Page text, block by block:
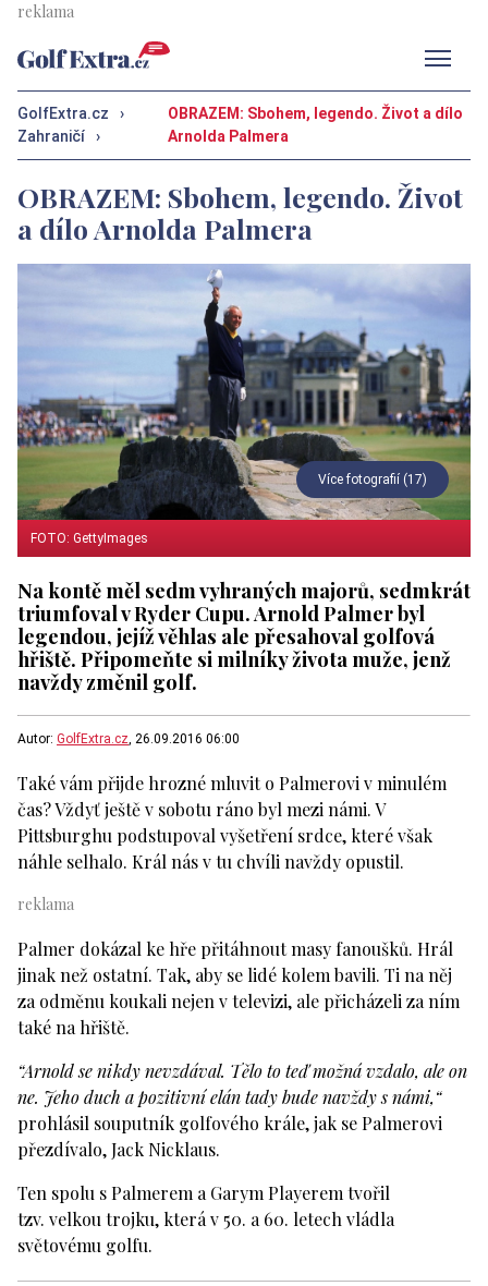
GolfExtra.cz
›
Zahraničí
›
OBRAZEM: Sbohem, legendo. Život a dílo
Arnolda Palmera
OBRAZEM: Sbohem, legendo. Život
a dílo Arnolda Palmera
Více fotografií (17)
FOTO: GettyImages
Na kontě měl sedm vyhraných majorů, sedmkrát
triumfoval v Ryder Cupu. Arnold Palmer byl
legendou, jejíž věhlas ale přesahoval golfová
hřiště. Připomeňte si milníky života muže, jenž
navždy změnil golf.
Autor: GolfExtra.cz, 26.09.2016 06:00
Také vám přijde hrozné mluvit o Palmerovi v minulém
čas? Vždyť ještě v sobotu ráno byl mezi námi. V
Pittsburghu podstupoval vyšetření srdce, které však
náhle selhalo. Král nás v tu chvíli navždy opustil.
Palmer dokázal ke hře přitáhnout masy fanoušků. Hrál
jinak než ostatní. Tak, aby se lidé kolem bavili. Ti na něj
za odměnu koukali nejen v televizi, ale přicházeli za ním
také na hřiště.
“Arnold se nikdy nevzdával. Tělo to teď možná vzdalo, ale on
ne. Jeho duch a pozitivní elán tady bude navždy s námi,“
prohlásil souputník golfového krále, jak se Palmerovi
přezdívalo, Jack Nicklaus.
Ten spolu s Palmerem a Garym Playerem tvořil
tzv. velkou trojku, která v 50. a 60. letech vládla
světovému golfu.